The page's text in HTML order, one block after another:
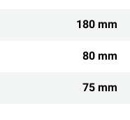
180 mm
80 mm
75 mm